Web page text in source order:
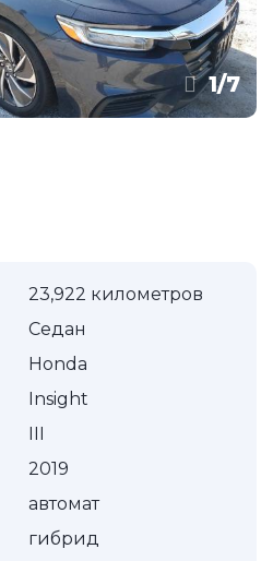
1/7
23,922 километров
Седан
Honda
Insight
III
2019
автомат
гибрид